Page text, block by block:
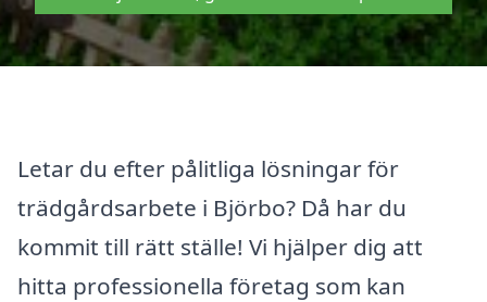
Letar du efter pålitliga lösningar för
trädgårdsarbete i Björbo? Då har du
kommit till rätt ställe! Vi hjälper dig att
hitta professionella företag som kan